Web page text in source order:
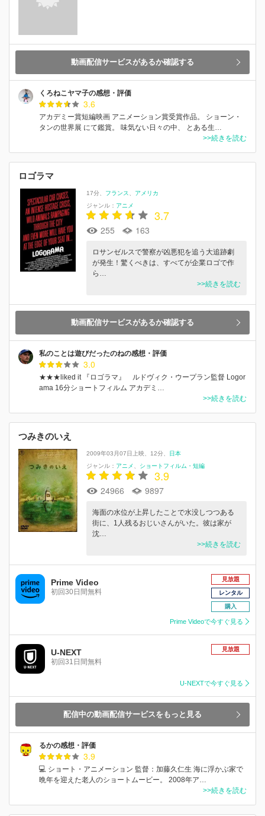
動画配信サービスがあるか確認する
くろねこヤマ子の感想・評価
3.6
アカデミー賞短編映画 アニメーション賞受賞作品。 ショーン・
タンの世界展 にて鑑賞。 味気ない日々の中、 とある生…
>>続きを読む
ロゴラマ
17分 フランス
アメリカ
ジャンル： アニメ
3.7
255 163
ロサンゼルスで警察が凶悪犯を追う大追跡劇
が発生！驚くべきは、すべてが企業ロゴで作
ら…
>>続きを読む
動画配信サービスがあるか確認する
私のことは遊びだったのねの感想・評価
3.0
★★★liked it 『ロゴラマ』 ルドヴィク・ウープラン監督 Logor
ama 16分ショートフィルム アカデミ…
>>続きを読む
つみきのいえ
2009年03月07日上映 12分
日本
ジャンル： アニメ ショートフィルム・短編
3.9
24966 9897
海面の水位が上昇したことで水没しつつある
街に、1人残るおじいさんがいた。彼は家が
沈…
>>続きを読む
Prime Video
初回30日間無料
見放題
レンタル
購入
Prime Videoで今すぐ見る
U-NEXT
初回31日間無料
見放題
U-NEXTで今すぐ見る
配信中の動画配信サービスをもっと見る
るかの感想・評価
3.9
💻 ショート・アニメーション 監督：加藤久仁生 海に浮かぶ家で
晩年を迎えた老人のショートムービー。 2008年ア…
>>続きを読む